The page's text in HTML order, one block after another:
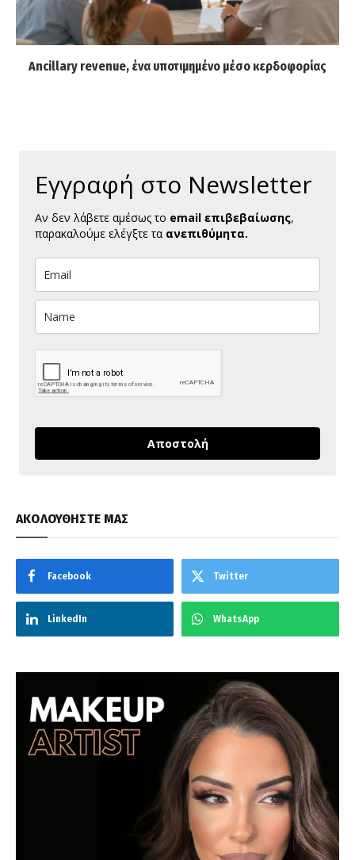
Ancillary revenue, ένα υποτιμημένο μέσο κερδοφορίας
Εγγραφή στο Newsletter
Αν δεν λάβετε αμέσως το email επιβεβαίωσης,
παρακαλούμε ελέγξτε τα ανεπιθύμητα.
Αποστολή
ΑΚΟΛΟΥΘΗΣΤΕ ΜΑΣ
Facebook Twitter
LinkedIn WhatsApp